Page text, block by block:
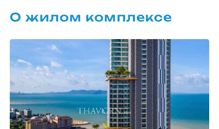
О жилом комплексе